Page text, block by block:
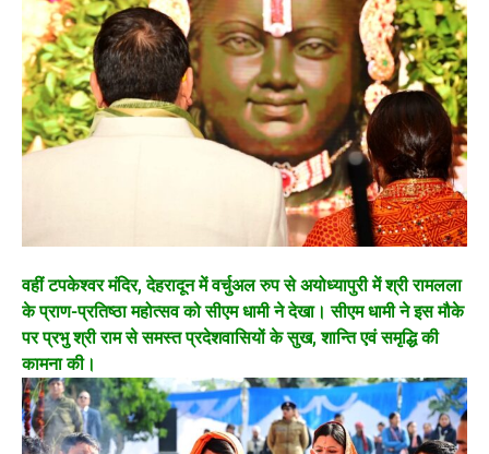
वहीं टपकेश्वर मंदिर, देहरादून में वर्चुअल रुप से अयोध्यापुरी में श्री रामलला
के प्राण-प्रतिष्ठा महोत्सव को सीएम धामी ने देखा। सीएम धामी ने इस मौके
पर प्रभु श्री राम से समस्त प्रदेशवासियों के सुख, शान्ति एवं समृद्धि की
कामना की।